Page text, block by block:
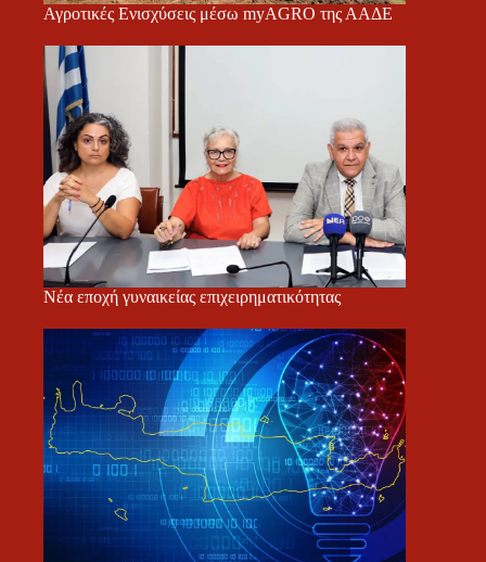
Αγροτικές Ενισχύσεις μέσω myAGRO της ΑΑΔΕ
Νέα εποχή γυναικείας επιχειρηματικότητας